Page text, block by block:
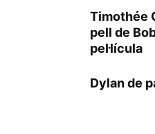
Timothée
pell de
pel·lícula
Dylan de